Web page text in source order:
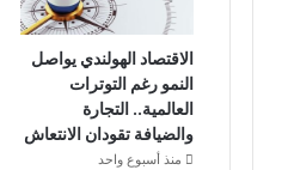
الاقتصاد الهولندي يواصل
النمو رغم التوترات
العالمية.. التجارة
والضيافة تقودان الانتعاش
منذ أسبوع واحد